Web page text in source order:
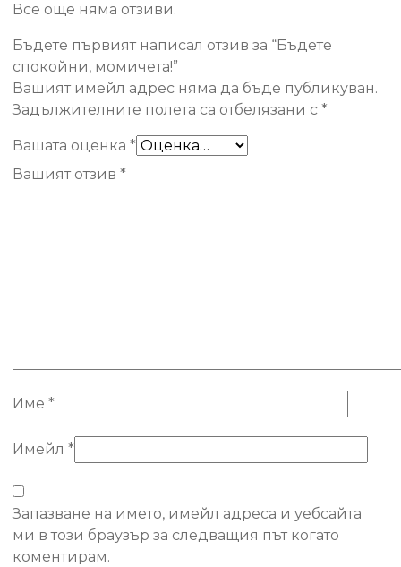
Все още няма отзиви.
Бъдете първият написал отзив за “Бъдете
спокойни, момичета!”
Вашият имейл адрес няма да бъде публикуван.
Задължителните полета са отбелязани с *
Вашата оценка *
Вашият отзив *
Име *
Имейл *
Запазване на името, имейл адреса и уебсайта
ми в този браузър за следващия път когато
коментирам.